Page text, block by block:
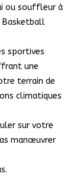
ou souffleur à
sportives
une
terrain de
climatiques
sur votre
manœuvrer